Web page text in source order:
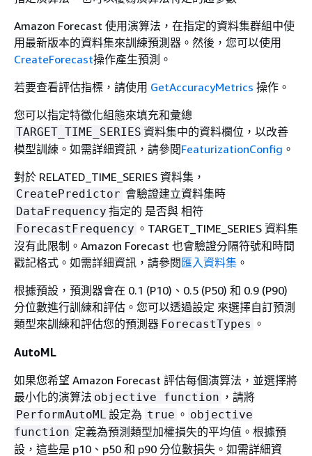
Amazon Forecast 使用演算法，在指定的資料集群組中使
用最新版本的資料集來訓練預測器。然後，您可以使用
CreateForecast操作產生預測。
若要查看評估指標，請使用 GetAccuracyMetrics 操作。
您可以指定特徵化組態來填充和彙總
TARGET_TIME_SERIES 資料集中的資料欄位，以改善
模型訓練。如需詳細資訊，請參閱FeaturizationConfig 。
對於 RELATED_TIME_SERIES 資料集，
CreatePredictor 會驗證建立資料集時
DataFrequency 指定的 是否與 相符
ForecastFrequency 。TARGET_TIME_SERIES 資料集
沒有此限制。Amazon Forecast 也會驗證分隔符號和時間
戳記格式。如需詳細資訊，請參閱 匯入資料集 。
根據預設，預測器會在 0.1 (P10)、0.5 (P50) 和 0.9 (P90)
分位數進行訓練和評估。您可以透過設定 來選擇自訂預測
類型來訓練和評估您的預測器 ForecastTypes 。
AutoML
如果您希望 Amazon Forecast 評估每個演算法，並選擇將
最小化的演算法 objective function ，請將
PerformAutoML 設定為 true 。 objective
function 定義為預測類型加權損失的平均值。根據預
設，這些是 p10、p50 和 p90 分位數損失。如需詳細資